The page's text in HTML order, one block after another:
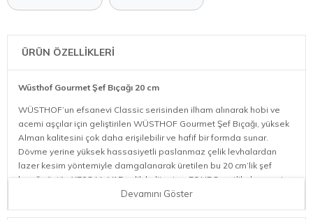
ÜRÜN ÖZELLİKLERİ
Wüsthof Gourmet Şef Bıçağı 20 cm
WÜSTHOF’un efsanevi Classic serisinden ilham alınarak hobi ve
acemi aşçılar için geliştirilen WÜSTHOF Gourmet Şef Bıçağı, yüksek
Alman kalitesini çok daha erişilebilir ve hafif bir formda sunar.
Dövme yerine yüksek hassasiyetli paslanmaz çelik levhalardan
lazer kesim yöntemiyle damgalanarak üretilen bu 20 cm’lik şef
bıçağı; üstün X50CrMoV15 çelik kalitesi ve 56 HRC sertlik derecesi
sayesinde aynı fiyat aralığındaki rakiplerine kıyasla çok daha uzun
süre keskin kalır. Migaki cilalı yüzeyi, çift eğimli bileme yapısı,
Devamını Göster